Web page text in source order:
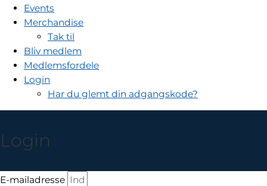
Events
Merchandise
Tak til
Bliv medlem
Medlemsfordele
Login
Har du glemt din adgangskode?
Login
E-mailadresse